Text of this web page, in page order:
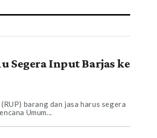
Segera Input Barjas ke
barang dan jasa harus segera
Umum...